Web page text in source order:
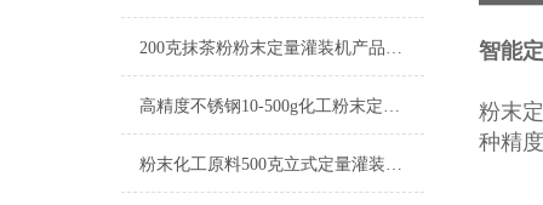
200克抹茶粉粉末定量灌装机产品简介
高精度不锈钢10-500g化工粉末定量灌装机操作简单
粉末化工原料500克立式定量灌装机参数
智能
粉末
种精